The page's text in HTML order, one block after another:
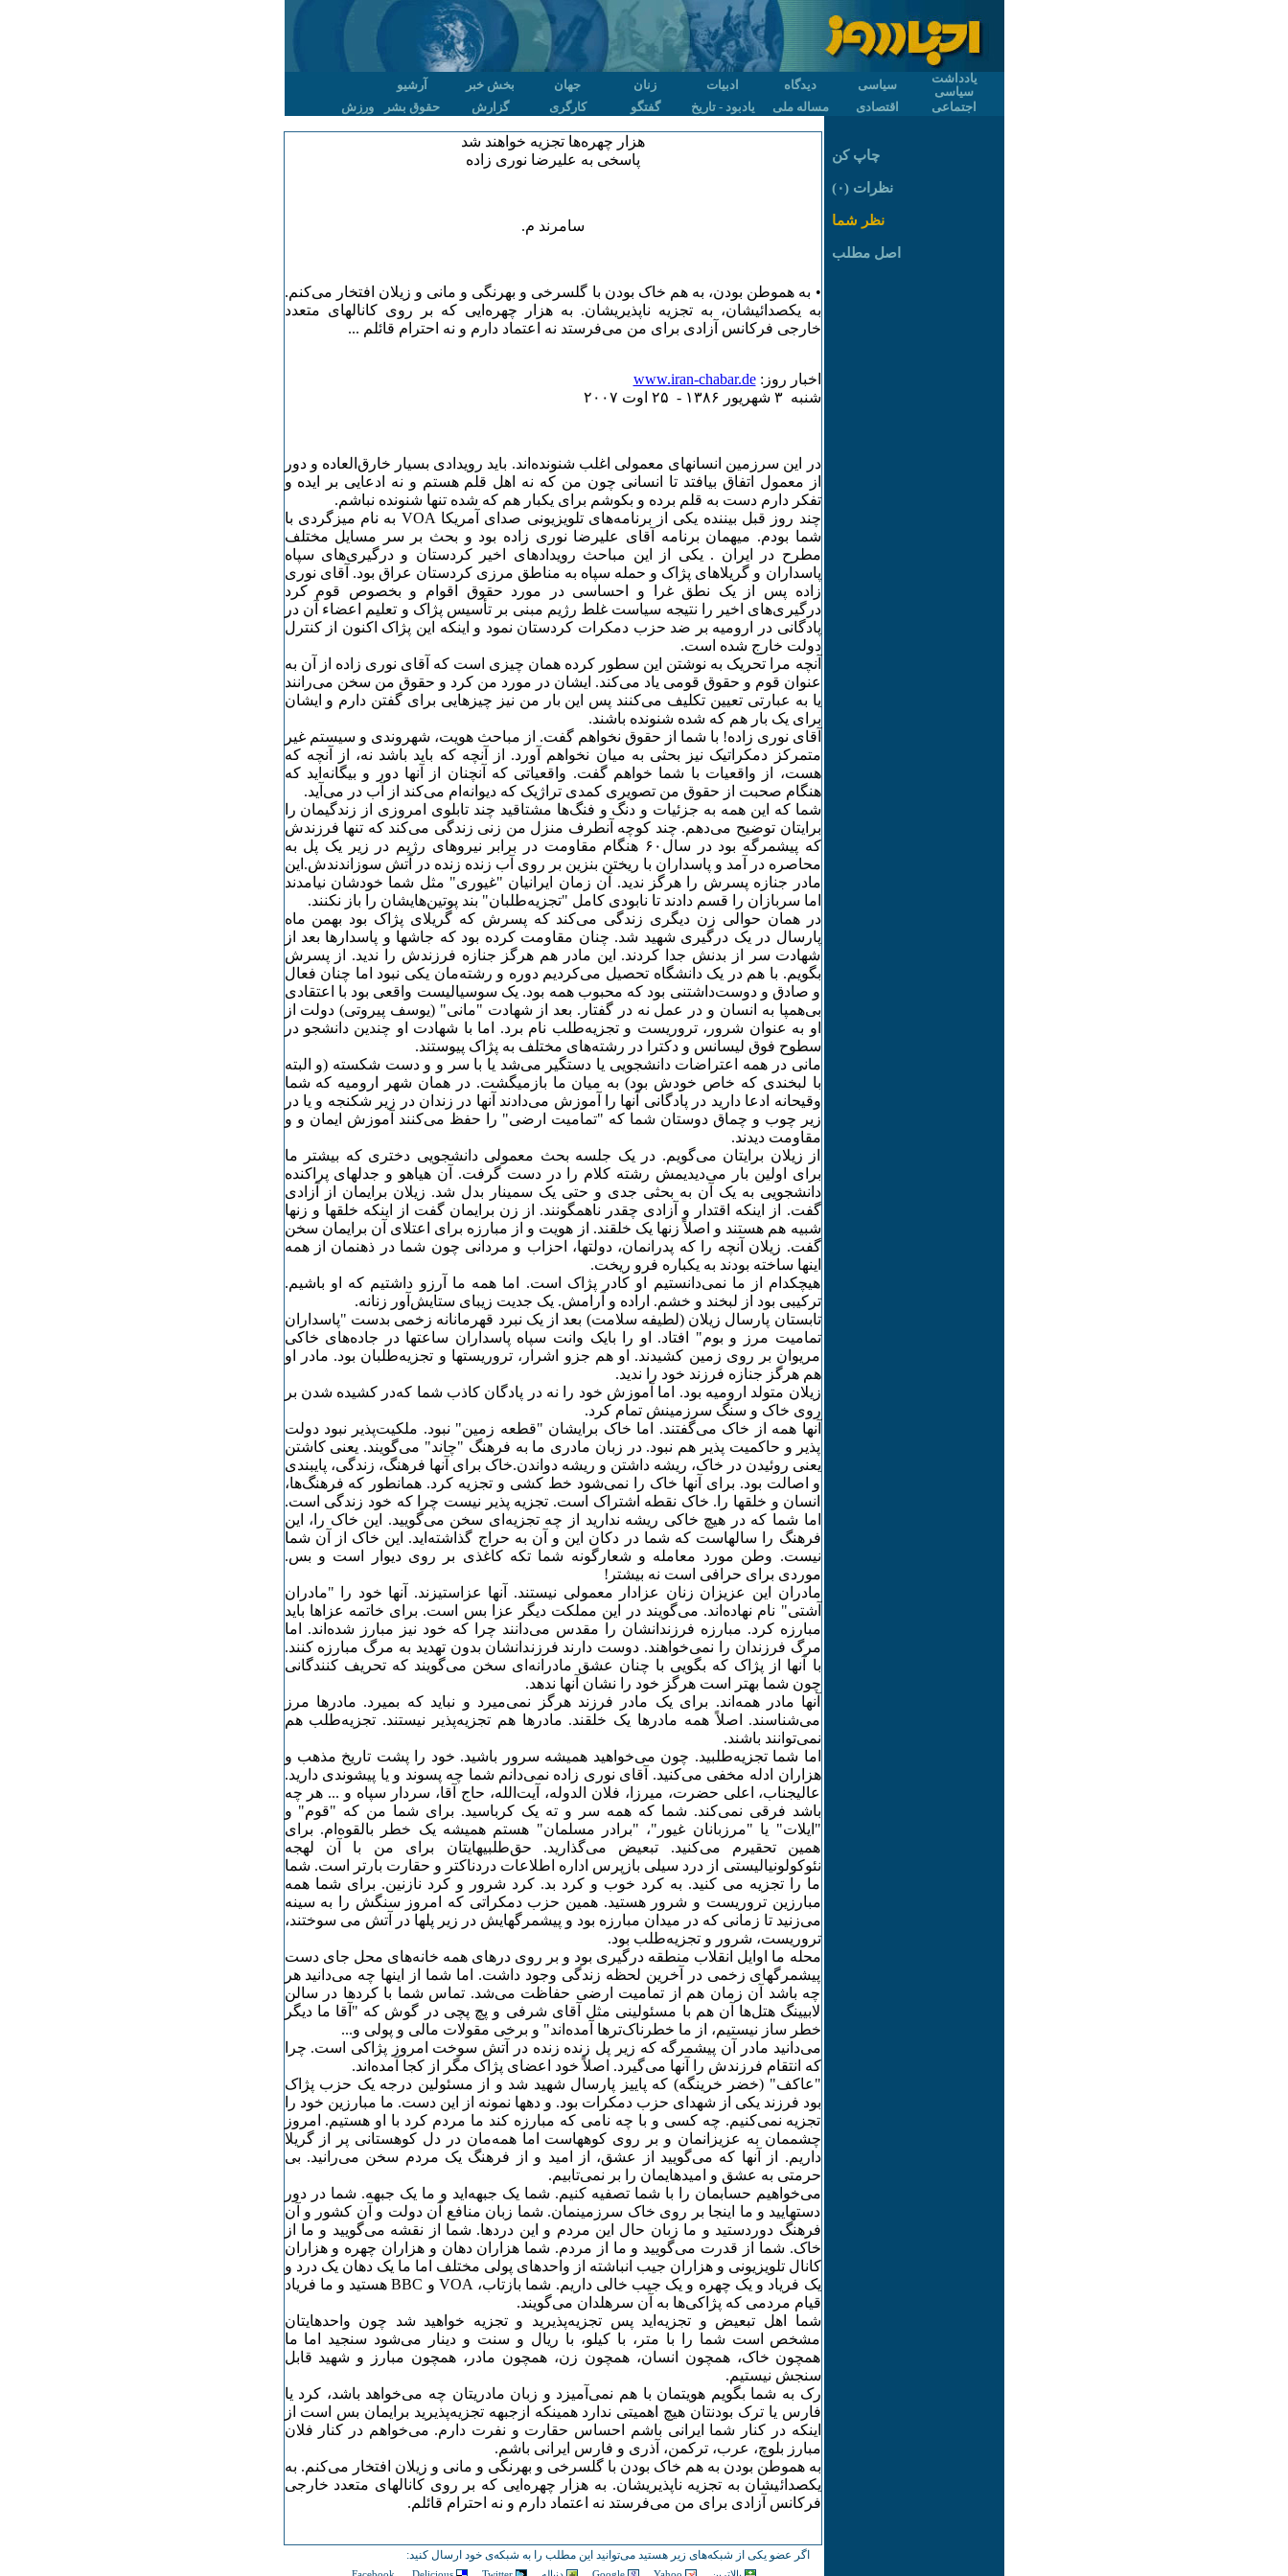
یادداشت
سیاسی
سیاسی دیدگاه ادبیات زنان جهان بخش خبر
آرشیو
اجتماعی
اقتصادی مساله ملی یادبود - تاریخ گفتگو کارگری گزارش حقوق بشر ورزش
هزار چهره‌ها تجزیه‌ خواهند شد
پاسخی به علیرضا نوری زاده
سامرند م.
• به هموطن بودن، به هم خاک بودن با گلسرخی و بهرنگی و مانی و زیلان افتخار می‌کنم.
به یکصدائیشان، به تجزیه ناپذیریشان. به هزار چهره‌ایی که بر روی کانالهای متعدد
خارجی فرکانس آزادی برای من می‌فرستد نه اعتماد دارم و نه احترام قائلم ...
اخبار روز:www.iran-chabar.de
شنبه ٣ شهريور ۱٣٨۶ - ۲۵ اوت ۲۰۰۷
در این سرزمین انسانهای معمولی اغلب شنونده‌اند. باید رویدادی بسیار خارق‌العاده و دور
از معمول اتفاق بیافتد تا انسانی چون من که نه اهل قلم هستم و نه ادعایی بر ایده و
تفکر دارم دست به قلم برده و بکوشم برای یکبار هم که شده تنها شنونده نباشم.
چند روز قبل بیننده یکی از برنامه‌های تلویزیونی صدای آمریکا VOA به نام میزگردی با
شما بودم. میهمان برنامه آقای علیرضا نوری زاده بود و بحث بر سر مسایل مختلف
مطرح در ایران . یکی از این مباحث رویدادهای اخیر کردستان و درگیری‌های سپاه
پاسداران و گریلاهای پژاک و حمله سپاه به مناطق مرزی کردستان عراق بود. آقای نوری
زاده پس از یک نطق غرا و احساسی در مورد حقوق اقوام و بخصوص قوم کرد
درگیری‌های اخیر را نتیجه سیاست غلط رژیم مبنی بر تأسیس پژاک و تعلیم اعضاء آن در
پادگانی در ارومیه بر ضد حزب دمکرات کردستان نمود و اینکه این پژاک اکنون از کنترل
دولت خارج شده است.
آنچه مرا تحریک به نوشتن این سطور کرده همان چیزی است که آقای نوری زاده از آن به
عنوان قوم و حقوق قومی یاد می‌کند. ایشان در مورد من کرد و حقوق من سخن می‌رانند
یا به عبارتی تعیین تکلیف می‌کنند پس این بار من نیز چیزهایی برای گفتن دارم و ایشان
برای یک بار هم که‌ شده شنونده باشند.
آقای نوری‌ زاده! با شما از حقوق نخواهم گفت. از مباحث هویت، شهروندی و سیستم غیر
متمرکز دمکراتیک نیز بحثی به میان نخواهم آورد. از آنچه که باید باشد نه، از آنچه که
هست، از واقعیات با شما خواهم گفت. واقعیاتی که آنچنان از آنها دور و بیگانه‌اید که
هنگام صحبت از حقوق من تصویری کمدی تراژیک که دیوانه‌ام می‌کند از آب در می‌آید.
شما که این همه به جزئیات و دنگ و فنگ‌ها مشتاقید چند تابلوی امروزی از زندگیمان را
برایتان توضیح می‌دهم. چند کوچه آنطرف منزل من زنی زندگی می‌کند که تنها فرزندش
که پیشمرگه بود در سال۶۰ هنگام مقاومت در برابر نیروهای رژیم در زیر یک پل به
محاصره در آمد و پاسداران با ریختن بنزین بر روی آب زنده زنده در آتش سوزاندندش.این
مادر جنازه پسرش را هرگز ندید. آن زمان ایرانیان "غیوری" مثل شما خودشان نیامدند
اما سربازان را قسم دادند تا نابودی کامل "تجزیه‌طلبان" بند پوتین‌هایشان را باز نکنند.
در همان حوالی زن دیگری زندگی می‌کند که پسرش که گریلای پژاک بود بهمن ماه
پارسال در یک درگیری شهید شد. چنان مقاومت کرده بود که جاشها و پاسدارها بعد از
شهادت سر از بدنش جدا کردند. این مادر هم هرگز جنازه فرزندش را ندید. از پسرش
بگویم. با هم در یک دانشگاه تحصیل می‌کردیم دوره‌ و رشته‌مان یکی نبود اما چنان فعال
و صادق و دوست‌داشتنی بود که محبوب همه بود. یک سوسیالیست واقعی بود با اعتقادی
بی‌همپا به انسان و در عمل نه در گفتار. بعد از شهادت "مانی" (یوسف پیروتی) دولت از
او به عنوان شرور، تروریست و تجزیه‌طلب نام برد. اما با شهادت او چندین دانشجو در
سطوح فوق لیسانس و دکترا در رشته‌های مختلف به پژاک پیوستند.
مانی در همه اعتراضات دانشجویی یا دستگیر می‌شد یا با سر و و دست شکسته (و البته
با لبخندی که خاص خودش بود) به میان ما بازمیگشت. در همان شهر ارومیه که شما
وقیحانه‌ ادعا دارید در پادگانی آنها را آموزش می‌دادند آنها در زندان در زیر شکنجه و یا در
زیر چوب و چماق دوستان شما که "‌تمامیت ارضی" را حفظ می‌کنند آموزش ایمان و و
مقاومت دیدند.
از زیلان برایتان می‌گویم. در یک جلسه بحث معمولی دانشجویی دختری که بیشتر ما
برای اولین بار می‌دیدیمش رشته‌ کلام را در دست گرفت. آن هیاهو و جدلهای پراکنده
دانشجویی به یک آن به بحثی جدی و حتی یک سمینار بدل شد. زیلان برایمان از آزادی
گفت. از اینکه اقتدار و آزادی چقدر ناهمگونند. از زن برایمان گفت از اینکه خلقها و زنها
شبیه هم هستند و اصلاً زنها یک خلقند. از هویت و از مبارزه برای اعتلای آن برایمان سخن
گفت. زیلان آنچه را که پدرانمان، دولتها، احزاب و مردانی چون شما در ذهنمان از همه
اینها ساخته بودند به یکباره فرو ریخت.
هیچکدام از ما نمی‌دانستیم او کادر پژاک است. اما همه ما آرزو داشتیم که او باشیم.
ترکیبی بود از لبخند و خشم. اراده و آرامش. یک جدیت زیبای ستایش‌آور زنانه.
تابستان پارسال زیلان (لطیفه‌ سلامت) بعد از یک نبرد قهرمانانه زخمی بدست "پاسداران
تمامیت مرز و بوم" افتاد. او را بایک وانت سپاه پاسداران ساعتها در جاده‌‌های خاکی
مریوان بر روی زمین کشیدند. او هم جزو اشرار، تروریستها و تجزیه‌طلبان بود. مادر او
هم هرگز جنازه فرزند خود را ندید.
زیلان متولد ارومیه بود. اما آموزش خود را نه در پادگان کاذب شما که‌در کشیده شدن بر
روی خاک و سنگ سرزمینش تمام کرد.
آنها همه‌ از خاک می‌گفتند. اما خاک برایشان "قطعه زمین" نبود. ملکیت‌پذیر نبود دولت
پذیر و حاکمیت پذیر هم نبود. در زبان مادری ما به فرهنگ "چاند" ‌می‌گویند. یعنی کاشتن
یعنی روئیدن در خاک،‌ ریشه داشتن و ریشه دواندن.خاک برای آنها فرهنگ،‌ زندگی، پایبندی
و اصالت بود. برای آنها خاک را نمی‌شود خط کشی و تجزیه کرد. همانطور که فرهنگ‌ها،
انسان و خلقها را. خاک نقطه اشتراک است. تجزیه پذیر نیست چرا که خود زندگی است.
اما شما که در هیچ خاکی ریشه ندارید از چه تجزیه‌ای سخن می‌گویید. این خاک را،‌ این
فرهنگ را سالهاست که شما در دکان این و آن به حراج گذاشته‌اید. این خاک از آن شما
نیست. وطن مورد معامله و شعارگونه شما تکه کاغذی بر روی دیوار است و بس.
موردی برای حرافی است نه بیشتر!
مادران این عزیزان زنان عزادار معمولی نیستند. آنها عزاستیزند. آنها خود را "مادران
آشتی" نام نهاده‌اند. می‌گویند در این مملکت دیگر عزا بس است. برای خاتمه عزاها باید
مبارزه کرد. مبارزه فرزندانشان را مقدس می‌دانند چرا که خود نیز مبارز شده‌اند. اما
مرگ فرزندان را نمی‌خواهند. دوست دارند فرزندانشان بدون تهدید به مرگ مبارزه کنند.
با آنها از پژاک که بگویی با چنان عشق مادرانه‌ای سخن می‌گویند که تحریف کنندگانی
چون شما بهتر است هرگز خود را نشان آنها ندهد.
آنها مادر همه‌اند. برای یک مادر فرزند هرگز نمی‌میرد و نباید که بمیرد. مادرها مرز
می‌شناسند. اصلاً همه مادرها یک خلقند. مادرها هم تجزیه‌پذیر نیستند. تجزیه‌طلب هم
نمی‌توانند باشند.
اما شما تجزیه‌طلبید. چون می‌خواهید همیشه سرور باشید. خود را پشت تاریخ مذهب و
هزاران ادله مخفی می‌کنید. آقای نوری زاده نمی‌دانم شما چه پسوند و یا پیشوندی دارید.
عالیجناب،‌ اعلی حضرت، میرزا، فلان الدوله، آیت‌الله،‌ حاج آقا، سردار سپاه و ... هر چه
باشد فرقی نمی‌کند. شما که همه سر و ته یک کرباسید. برای شما من که "قوم" و
"ایلات" یا "مرزبانان غیور"، "برادر مسلمان" هستم همیشه یک خطر بالقو‌ه‌ام. برای
همین تحقیرم می‌کنید. تبعیض می‌گذارید. حق‌طلبیهایتان برای من با آن لهجه
نئو‌کولونیالیستی از درد سیلی بازپرس اداره اطلاعات دردناکتر و حقارت بارتر است. شما
ما را تجزیه می کنید. به کرد خوب و کرد بد. کرد شرور و کرد نازنین. برای شما همه
مبارزین تروریست و شرور هستید. همین حزب دمکراتی که امروز سنگش را به سینه
می‌زنید تا زمانی که‌ در میدان مبارزه بود و پیشمرگهایش در زیر پلها در آتش می سوختند،‌
تروریست، شرور و تجزیه‌طلب بود.
محله ما اوایل انقلاب منطقه درگیری بود و بر روی درهای همه خانه‌های محل جای دست
پیشمرگهای زخمی در آخرین لحظه زندگی وجود داشت. اما شما از اینها چه می‌دانید هر
چه باشد آن زمان هم از تمامیت ارضی حفاظت می‌شد. تماس شما با کردها در سالن
لابیینگ هتل‌ها آن هم با مسئولینی مثل آقای شرفی و پچ پچی در گوش که "آقا ما دیگر
خطر ساز نیستیم، از ما خطرناک‌ترها آمده‌اند" و برخی مقولات مالی و پولی و...
می‌دانید مادر آن پیشمرگه‌ که زیر پل زنده زنده در آتش سوخت امروز پژاکی است. چرا
که انتقام فرزندش را آنها می‌گیرد. اصلاً خود اعضای پژاک مگر از کجا آمده‌اند.
"عاکف" (خضر خرینگه) که پاییز پارسال شهید شد و از مسئولین درجه یک حزب پژاک
بود فرزند یکی از شهدای حزب دمکرات بود. و دهها نمونه از این دست. ما مبارزین خود را
تجزیه نمی‌کنیم. چه کسی و با چه نامی که مبارزه کند ما مردم کرد با او هستیم. امروز
چشممان به عزیزانمان و بر روی کوههاست اما همه‌مان در دل کوهستانی پر از گریلا
داریم. از آنها که می‌گویید از عشق، از امید و از فرهنگ یک مردم سخن می‌رانید. بی
حرمتی به عشق و امید‌هایمان را بر نمی‌تابیم.
می‌خواهیم حسابمان را با شما تصفیه کنیم. شما یک جبهه‌اید و ما یک جبهه. شما در دور
دستهایید و ما اینجا بر روی خاک سرزمینمان. شما زبان منافع آن دولت و آن کشور و آن
فرهنگ دوردستید و ما زبان حال این مردم و این دردها. شما از نقشه‌ می‌گویید و ما از
خاک. شما از قدرت می‌گویید و ما از مردم. شما هزاران دهان و هزاران چهره و هزاران
کانال تلویزیونی و هزاران جیب انباشته از واحد‌های پولی مختلف اما ما یک دهان یک درد و
یک فریاد و یک چهره و یک جیب خالی داریم. شما بازتاب، VOA و BBC هستید و ما فریاد
قیام مردمی که پژاکی‌ها به آن سرهلدان می‌گویند.
شما اهل تبعیض و تجزیه‌اید پس تجزیه‌پذیرید و تجزیه خواهید شد چون واحدهایتان
مشخص است شما را با متر، با کیلو، با ریال و سنت و دینار می‌شود سنجید اما ما
همچون خاک، همچون انسان، همچون زن، همچون مادر، همچون مبارز و شهید قابل
سنجش نیستیم.
رک به شما بگویم هویتمان با هم نمی‌آمیزد و زبان مادریتان چه می‌خواهد باشد، کرد یا
فارس یا ترک بودنتان هیچ اهمیتی ندارد همینکه ازجبهه‌ تجزیه‌پذیرید برایمان بس است از
اینکه در کنار شما ایرانی باشم احساس حقارت و نفرت دارم. می‌خواهم در کنار فلان
مبارز بلوچ، عرب، ترکمن، آذری و فارس ایرانی باشم.
به هموطن بودن به هم خاک بودن با گلسرخی و بهرنگی و مانی و زیلان افتخار می‌کنم. به
یکصدائیشان به تجزیه ناپذیریشان. به هزار چهره‌ایی که بر روی کانالهای متعدد خارجی
فرکانس آزادی برای من می‌فرستد نه اعتماد دارم و نه احترام قائلم.
اگر عضو یکی از شبکه‌های زیر هستید می‌توانید این مطلب را به شبکه‌ی خود ارسال کنید:
چاپ کن
نظرات (۰)
نظر شما
اصل مطلب